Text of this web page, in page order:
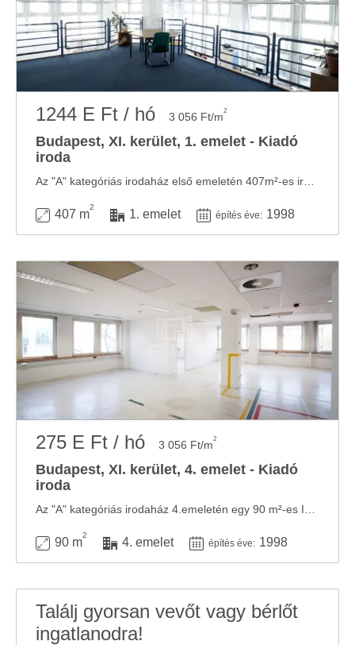
1244 E Ft / hó 3 056 Ft/m2
Budapest, XI. kerület, 1. emelet - Kiadó
iroda
407 m
2
1. emelet építés éve: 1998
275 E Ft / hó 3 056 Ft/m2
Budapest, XI. kerület, 4. emelet - Kiadó
iroda
90 m
2
4. emelet építés éve: 1998
Találj gyorsan vevőt vagy bérlőt
ingatlanodra!